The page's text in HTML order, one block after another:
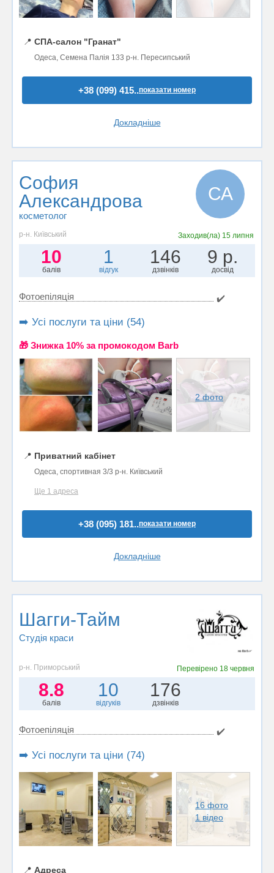
📍 СПА-салон "Гранат"
Одеса, Семена Палія 133 р-н. Пересипський
+38 (099) 415..показати номер
Докладніше
София
Александрова
косметолог
СА
р-н. Київський Заходив(ла) 15 липня
10
балів
1
відгук
146
дзвінків
9 р.
досвід
Фотоепіляція ✔️
➡️ Усі послуги та ціни (54)
🎁 Знижка 10% за промокодом Barb
2 фото
📍 Приватний кабінет
Одеса, спортивная 3/3 р-н. Київський
Ще 1 адреса
+38 (095) 181..показати номер
Докладніше
Шагги-Тайм
Студія краси
р-н. Приморський Перевірено 18 червня
8.8
балів
10
відгуків
176
дзвінків
Фотоепіляція ✔️
➡️ Усі послуги та ціни (74)
16 фото
1 відео
📍 Адреса